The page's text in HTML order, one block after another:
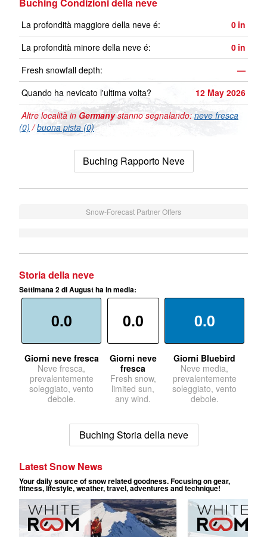
La profondità maggiore della neve é: 0 in
La profondità minore della neve é:
0 in
Fresh snowfall depth:
—
Quando ha nevicato l'ultima volta?
12 May 2026
Altre località in Germanystanno segnalando: neve fresca
(0) /buona pista (0)
Buching Rapporto Neve
Snow-Forecast Partner Offers
Storia della neve
Settimana 2 di August ha in media:
0.0
Giorni neve fresca
Neve fresca,
prevalentemente
soleggiato, vento
debole.
0.0
Giorni neve
fresca
Fresh snow,
limited sun,
any wind.
0.0
Giorni Bluebird
Neve media,
prevalentemente
soleggiato, vento
debole.
Buching Storia della neve